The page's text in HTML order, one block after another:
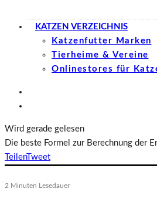
KATZEN VERZEICHNIS
Katzenfutter Marken
Tierheime & Vereine
Onlinestores für
Wird gerade gelesen
Die beste Formel zur Berechnung der
TeilenTweet
2 Minuten Lesedauer